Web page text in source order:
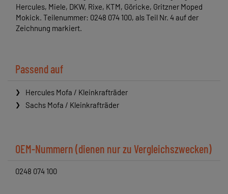
Hercules, Miele, DKW, Rixe, KTM, Göricke, Gritzner Moped
Mokick. Teilenummer: 0248 074 100, als Teil Nr. 4 auf der
Zeichnung markiert.
Passend auf
Hercules Mofa / Kleinkrafträder
Sachs Mofa / Kleinkrafträder
OEM-Nummern (dienen nur zu Vergleichszwecken)
0248 074 100